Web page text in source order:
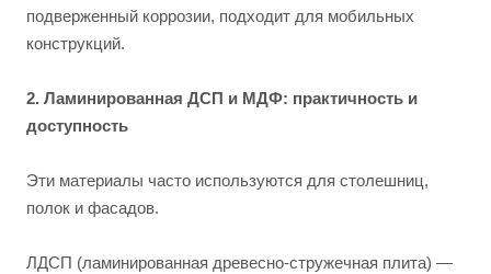
подверженный коррозии, подходит для мобильных
конструкций.
2. Ламинированная ДСП и МДФ: практичность и
доступность
Эти материалы часто используются для столешниц,
полок и фасадов.
ЛДСП (ламинированная древесно-стружечная плита) —